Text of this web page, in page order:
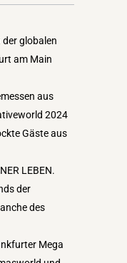
globalen
am Main
aus
2024
Gäste aus
LEBEN.
der
des
Mega